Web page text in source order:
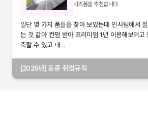
비즈폼을 추천합니다.
일단 몇 가지 폼들을 찾아 보았는데 인사팀에서
는 것 같아 컨펌 받아 프리미엄 1년 이용해보려고
축할 수 있고 내...
[2026년] 표준 취업규칙